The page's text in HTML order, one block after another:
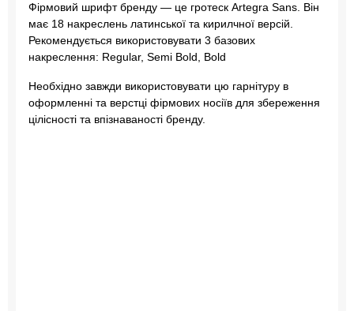
Фірмовий шрифт бренду — це гротеск Artegra Sans. Він
має 18 накреслень латинської та кирилчної версій.
Рекомендується використовувати 3 базових
накреслення: Regular, Semi Bold, Bold
Необхідно завжди використовувати цю гарнітуру в
оформленні та верстці фірмових носіїв для збереження
цілісності та впізнаваності бренду.